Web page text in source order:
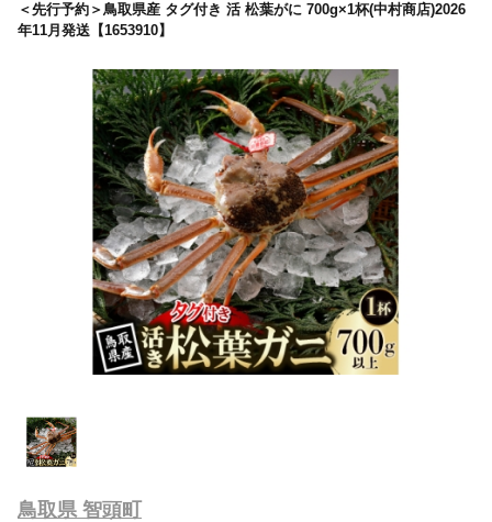
＜先行予約＞鳥取県産 タグ付き 活 松葉がに 700g×1杯(中村商店)2026
年11月発送【1653910】
鳥取県 智頭町